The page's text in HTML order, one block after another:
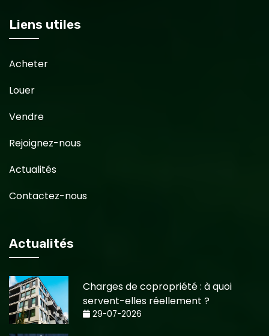
Liens utiles
Acheter
Louer
Vendre
Rejoignez-nous
Actualités
Contactez-nous
Actualités
Charges de copropriété : à quoi
servent-elles réellement ?
29-07-2026